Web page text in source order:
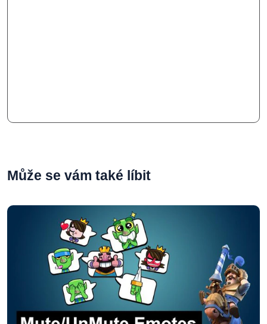
Může se vám také líbit